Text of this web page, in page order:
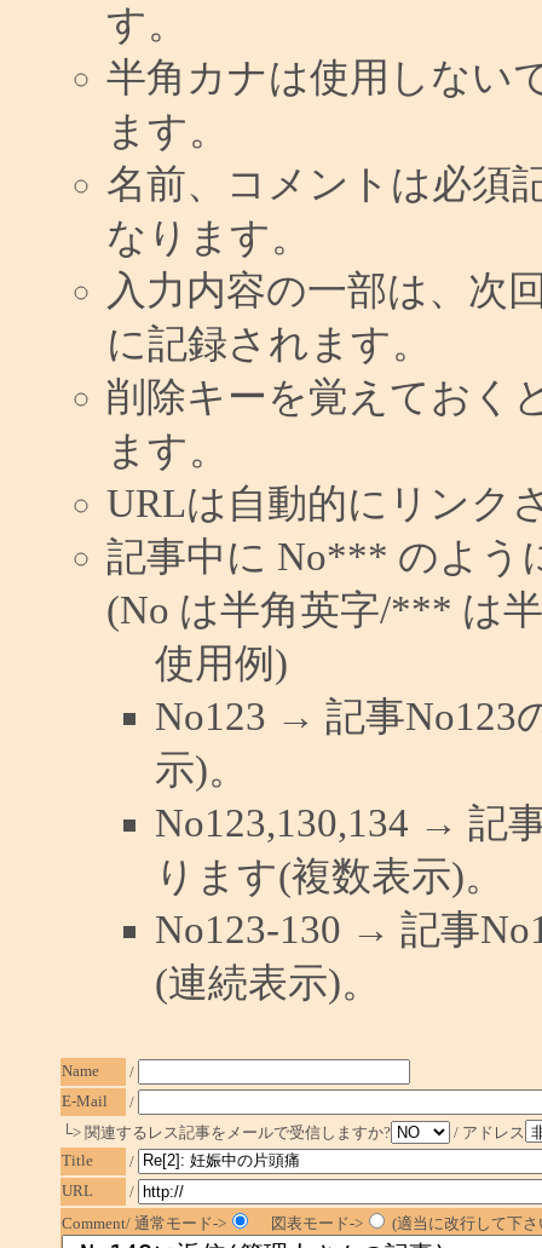
す。
半角カナは使用しない
ます。
名前、コメントは必須
なります。
入力内容の一部は、次
に記録されます。
削除キーを覚えておく
ます。
URLは自動的にリンク
記事中に No*** のよう
(No は半角英字/*** は
使用例)
No123 → 記事No123
示)。
No123,130,134 → 記
ります(複数表示)。
No123-130 → 記事
(連続表示)。
Name
/
E-Mail
/
└> 関連するレス記事をメールで受信しますか?
/ アドレス
Title
/
URL
/
Comment/ 通常モード->
図表モード-> (適当に改行して下